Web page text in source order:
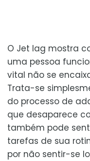
O Jet lag mostra
uma pessoa
vital não se
Trata-se
do processo de
que desaparece
também pode
tarefas de sua
por não sentir-se